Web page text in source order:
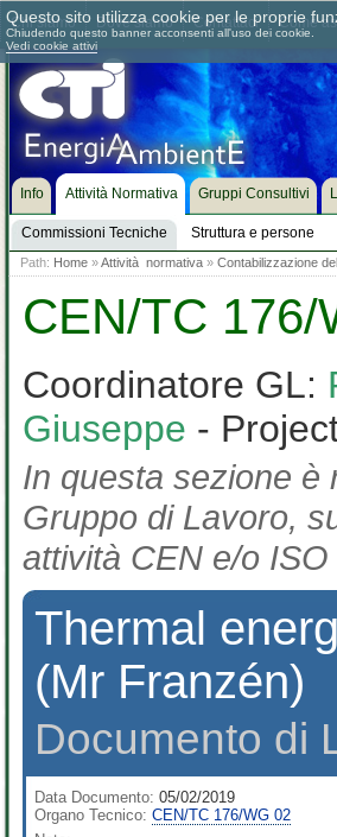
Chi siamo Dove siamo Contattaci Come
Info Attività Normativa
Commissioni Tecniche Struttura e persone
Gruppi Consultivi
Path: Home »Attività normativa » Contabilizzazione
CEN/TC 176/
Coordinatore GL:
Giuseppe -
In questa sezione è
Gruppo di Lavoro,
attività CEN e/o
Thermal
(Mr Franzén)
Documento di
Data Documento: 05/02/2019
Organo Tecnico: CEN/TC 176/WG 02
Questo sito utilizza cookie per le proprie
Chiudendo questo banner acconsenti all'uso dei cookie.
Vedi cookie attivi